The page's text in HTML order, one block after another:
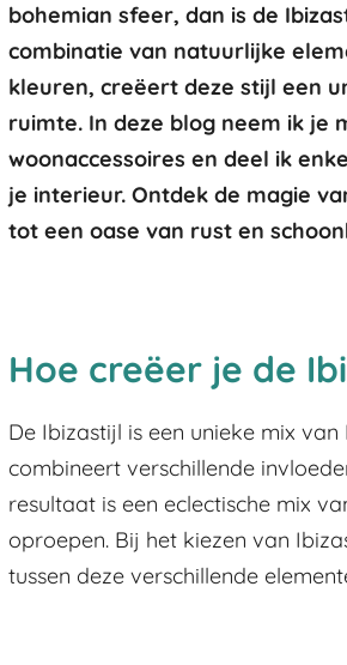
bohemian sfeer, dan is de
combinatie van natuurlijke
kleuren, creëert deze stijl een
ruimte. In deze blog neem ik je
woonaccessoires en deel ik
je interieur. Ontdek de magie
tot een oase van rust en
Hoe creëer je de
De Ibizastijl is een unieke mix
combineert verschillende
resultaat is een eclectische mix
oproepen. Bij het kiezen van
tussen deze verschillende